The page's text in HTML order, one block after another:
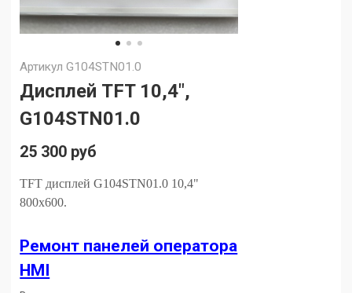
АртикулG104STN01.0
Дисплей TFT 10,4",
G104STN01.0
25 300 руб
TFT дисплей G104STN01.0 10,4"
800x600.
Ремонт панелей оператора
HMI